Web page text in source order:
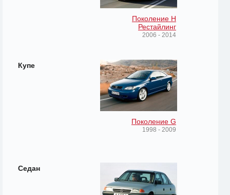
Поколение H
Рестайлинг
2006 - 2014
Купе
Поколение G
1998 - 2009
Седан